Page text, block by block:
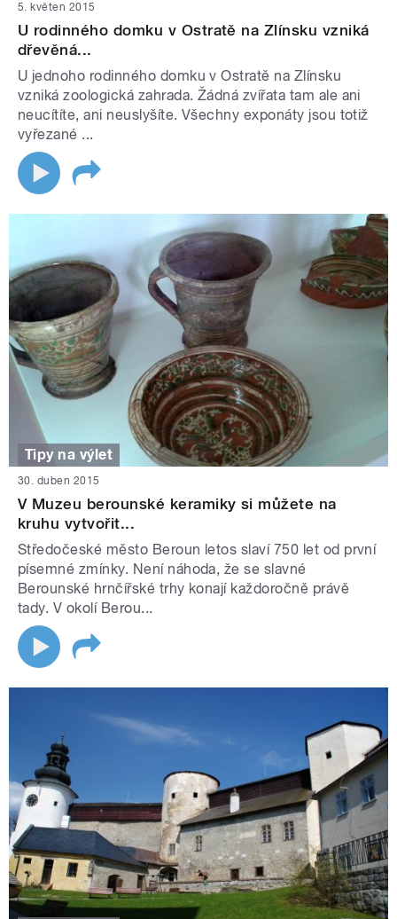
5. květen 2015
U rodinného domku v Ostratě na Zlínsku vzniká
dřevěná...
U jednoho rodinného domku v Ostratě na Zlínsku
vzniká zoologická zahrada. Žádná zvířata tam ale ani
neucítíte, ani neuslyšíte. Všechny exponáty jsou totiž
vyřezané ...
Tipy na výlet
30. duben 2015
V Muzeu berounské keramiky si můžete na
kruhu vytvořit...
Středočeské město Beroun letos slaví 750 let od první
písemné zmínky. Není náhoda, že se slavné
Berounské hrnčířské trhy konají každoročně právě
tady. V okolí Berou...